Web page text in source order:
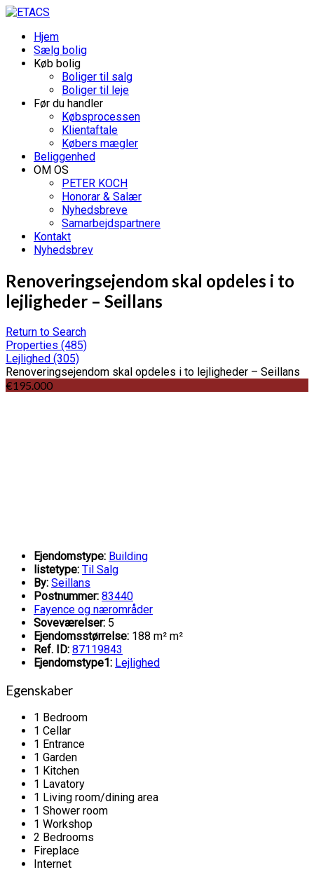
Hjem
Sælg bolig
Køb bolig
Boliger til salg
Boliger til leje
Før du handler
Købsprocessen
Klientaftale
Købers mægler
Beliggenhed
OM OS
PETER KOCH
Honorar & Salær
Nyhedsbreve
Samarbejdspartnere
Kontakt
Nyhedsbrev
Renoveringsejendom skal opdeles i to
lejligheder – Seillans
Return to Search
Properties (485)
Lejlighed (305)
Renoveringsejendom skal opdeles i to lejligheder – Seillans
€195.000
Ejendomstype: Building
listetype: Til Salg
By: Seillans
Postnummer: 83440
Fayence og nærområder
Soveværelser: 5
Ejendomsstørrelse: 188 m² m²
Ref. ID: 87119843
Ejendomstype1: Lejlighed
Egenskaber
1 Bedroom
1 Cellar
1 Entrance
1 Garden
1 Kitchen
1 Lavatory
1 Living room/dining area
1 Shower room
1 Workshop
2 Bedrooms
Fireplace
Internet